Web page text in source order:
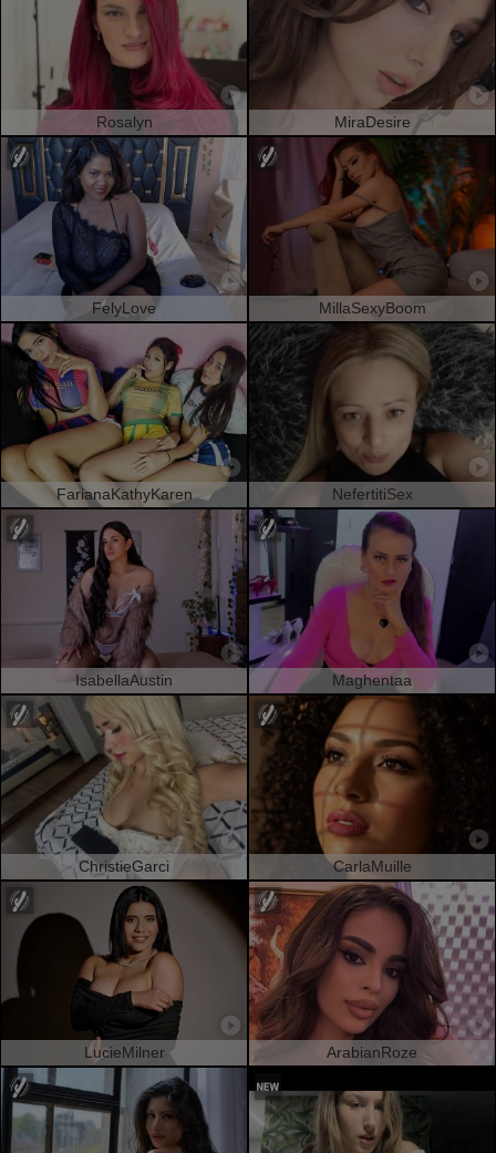
Rosalyn MiraDesire
FelyLove MillaSexyBoom
FarianaKathyKaren NefertitiSex
IsabellaAustin Maghentaa
ChristieGarci CarlaMuille
LucieMilner ArabianRoze